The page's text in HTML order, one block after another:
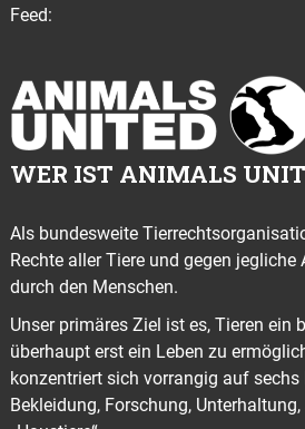
Feed:
WER IST ANIMALS
Als bundesweite
Rechte aller Tiere und gegen
durch den Menschen.
Unser primäres Ziel ist es, Tieren ein
überhaupt erst ein Leben zu
konzentriert sich vorrangig auf sechs
Bekleidung, Forschung,